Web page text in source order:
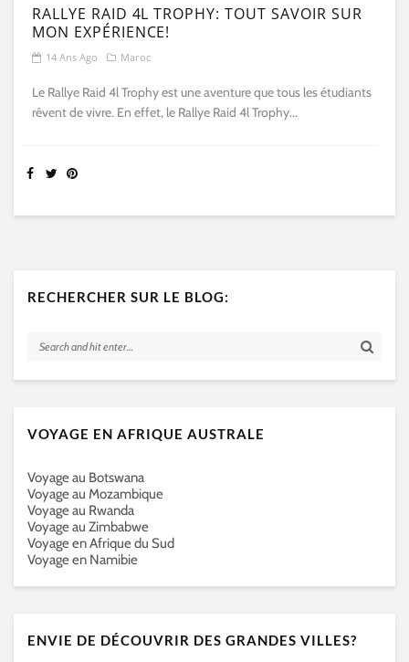
RALLYE RAID 4L TROPHY: TOUT SAVOIR SUR
MON EXPÉRIENCE!
14 Ans Ago Maroc
Le Rallye Raid 4l Trophy est une aventure que tous les étudiants
rêvent de vivre. En effet, le Rallye Raid 4l Trophy...
RECHERCHER SUR LE BLOG:
VOYAGE EN AFRIQUE AUSTRALE
Voyage au Botswana
Voyage au Mozambique
Voyage au Rwanda
Voyage au Zimbabwe
Voyage en Afrique du Sud
Voyage en Namibie
ENVIE DE DÉCOUVRIR DES GRANDES VILLES?